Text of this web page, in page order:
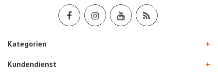
Kategorien
Kundendienst